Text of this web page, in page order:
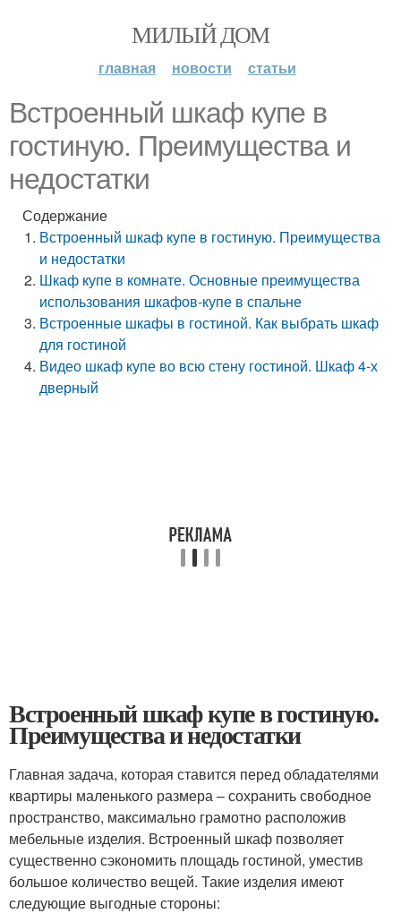
МИЛЫЙ ДОМ
главная новости статьи
Встроенный шкаф купе в
гостиную. Преимущества и
недостатки
Содержание
Встроенный шкаф купе в гостиную. Преимущества
и недостатки
Шкаф купе в комнате. Основные преимущества
использования шкафов-купе в спальне
Встроенные шкафы в гостиной. Как выбрать шкаф
для гостиной
Видео шкаф купе во всю стену гостиной. Шкаф 4-х
дверный
Встроенный шкаф купе в гостиную.
Преимущества и недостатки
Главная задача, которая ставится перед обладателями
квартиры маленького размера – сохранить свободное
пространство, максимально грамотно расположив
мебельные изделия. Встроенный шкаф позволяет
существенно сэкономить площадь гостиной, уместив
большое количество вещей. Такие изделия имеют
следующие выгодные стороны: